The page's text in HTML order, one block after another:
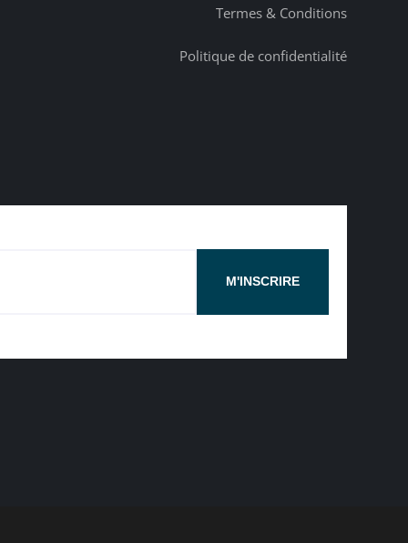
Termes & Conditions
Politique de confidentialité
M'INSCRIRE